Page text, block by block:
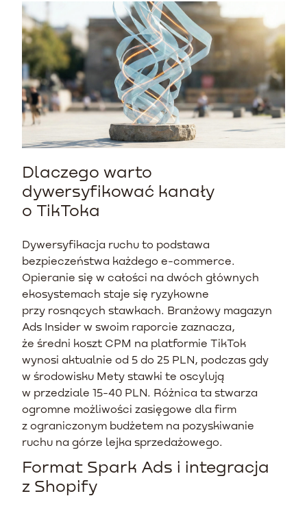
Dlaczego warto
dywersyfikować kanały
o TikToka
Dywersyfikacja ruchu to podstawa
bezpieczeństwa każdego e-commerce.
Opieranie się w całości na dwóch głównych
ekosystemach staje się ryzykowne
przy rosnących stawkach. Branżowy magazyn
Ads Insider w swoim raporcie zaznacza,
że średni koszt CPM na platformie TikTok
wynosi aktualnie od 5 do 25 PLN, podczas gdy
w środowisku Mety stawki te oscylują
w przedziale 15-40 PLN. Różnica ta stwarza
ogromne możliwości zasięgowe dla firm
z ograniczonym budżetem na pozyskiwanie
ruchu na górze lejka sprzedażowego.
Format Spark Ads i integracja
z Shopify